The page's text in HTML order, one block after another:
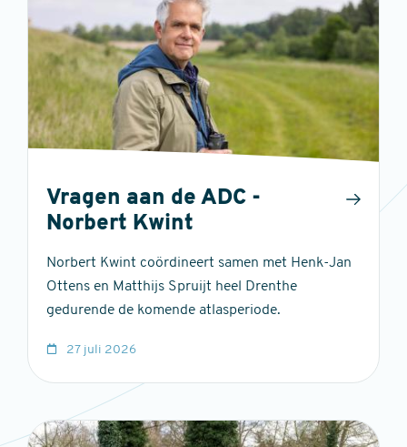
Vragen aan de ADC -
Norbert Kwint
Norbert Kwint coördineert samen met Henk-Jan
Ottens en Matthijs Spruijt heel Drenthe
gedurende de komende atlasperiode.
27 juli 2026